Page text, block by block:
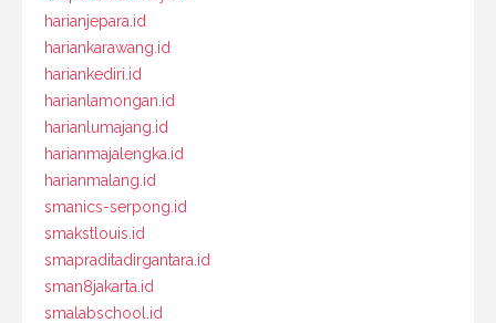
harianjepara.id
hariankarawang.id
hariankediri.id
harianlamongan.id
harianlumajang.id
harianmajalengka.id
harianmalang.id
smanics-serpong.id
smakstlouis.id
smapraditadirgantara.id
sman8jakarta.id
smalabschool.id